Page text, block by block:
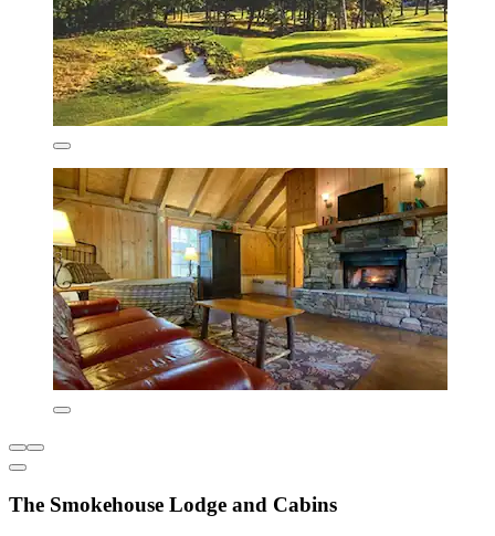
The Smokehouse Lodge and Cabins